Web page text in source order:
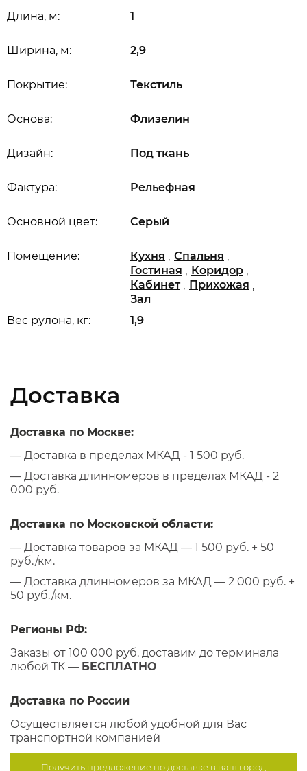
Длина, м: 1
Ширина, м: 2,9
Вес рулона, кг: 1,9
Основной цвет: Серый
Дизайн: Под ткань
Основа: Флизелин
Покрытие: Текстиль
Помещение: Кухня , Спальня ,
Гостиная , Коридор ,
Кабинет , Прихожая ,
Зал
Фактура: Рельефная
Доставка
Доставка по Москве:
— Доставка в пределах МКАД - 1 500 руб.
— Доставка длинномеров в пределах МКАД - 2
000 руб.
Доставка по Московской области:
— Доставка товаров за МКАД — 1 500 руб. + 50
руб./км.
— Доставка длинномеров за МКАД — 2 000 руб. +
50 руб./км.
Регионы РФ:
Заказы от 100 000 руб. доставим до терминала
любой ТК — БЕСПЛАТНО
Доставка по России
Осуществляется любой удобной для Вас
транспортной компанией
Получить предложение подоставке в ваш город